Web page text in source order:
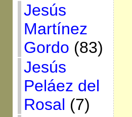
Jesús
Martínez
Gordo (83)
Jesús
Peláez del
Rosal (7)